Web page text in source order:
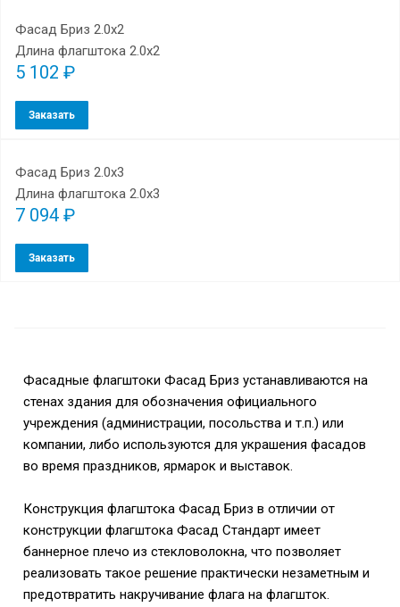
Фасад Бриз 2.0х2
Длина флагштока 2.0х2
5 102 ₽
Заказать
Фасад Бриз 2.0х3
Длина флагштока 2.0х3
7 094 ₽
Заказать
Фасадные флагштоки Фасад Бриз устанавливаются на
стенах здания для обозначения официального
учреждения (администрации, посольства и т.п.) или
компании, либо используются для украшения фасадов
во время праздников, ярмарок и выставок.
Конструкция флагштока Фасад Бриз в отличии от
конструкции флагштока Фасад Стандарт имеет
баннерное плечо из стекловолокна, что позволяет
реализовать такое решение практически незаметным и
предотвратить накручивание флага на флагшток.